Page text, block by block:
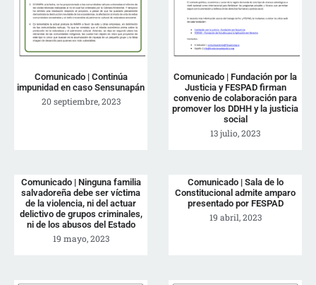
Comunicado | Continúa
impunidad en caso Sensunapán
20 septiembre, 2023
Comunicado | Fundación por la
Justicia y FESPAD firman
convenio de colaboración para
promover los DDHH y la justicia
social
13 julio, 2023
Comunicado | Ninguna familia
salvadoreña debe ser víctima
de la violencia, ni del actuar
delictivo de grupos criminales,
ni de los abusos del Estado
19 mayo, 2023
Comunicado | Sala de lo
Constitucional admite amparo
presentado por FESPAD
19 abril, 2023